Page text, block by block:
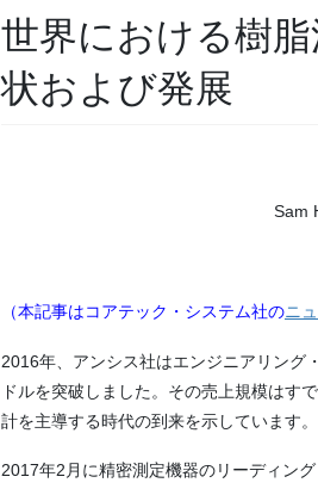
世界における樹
状および発展
Sam
（本記事はコアテック・システム社のニ
2016年、アンシス社はエンジニアリング
ドルを突破しました。その売上規模はす
計を主導する時代の到来を示しています。
2017年2月に精密測定機器のリーディン